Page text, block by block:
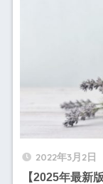
2022年3月2日
【2025年最新